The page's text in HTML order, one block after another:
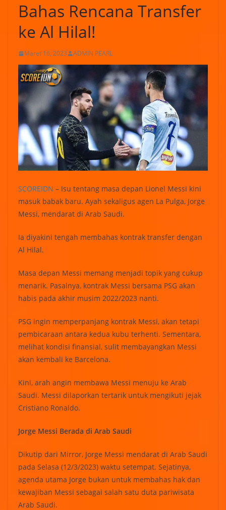
Bahas Rencana Transfer
ke Al Hilal!
Maret 16, 2023 ADMIN PEARL
SCOREIDN – Isu tentang masa depan Lionel Messi kini
masuk babak baru. Ayah sekaligus agen La Pulga, Jorge
Messi, mendarat di Arab Saudi.
Ia diyakini tengah membahas kontrak transfer dengan
Al Hilal.
Masa depan Messi memang menjadi topik yang cukup
menarik. Pasalnya, kontrak Messi bersama PSG akan
habis pada akhir musim 2022/2023 nanti.
PSG ingin memperpanjang kontrak Messi, akan tetapi
pembicaraan antara kedua kubu terhenti. Sementara,
melihat kondisi finansial, sulit membayangkan Messi
akan kembali ke Barcelona.
Kini, arah angin membawa Messi menuju ke Arab
Saudi. Messi dilaporkan tertarik untuk mengikuti jejak
Cristiano Ronaldo.
Jorge Messi Berada di Arab Saudi
Dikutip dari Mirror, Jorge Messi mendarat di Arab Saudi
pada Selasa (12/3/2023) waktu setempat. Sejatinya,
agenda utama Jorge bukan untuk membahas hak dan
kewajiban Messi sebagai salah satu duta pariwisata
Arab Saudi.